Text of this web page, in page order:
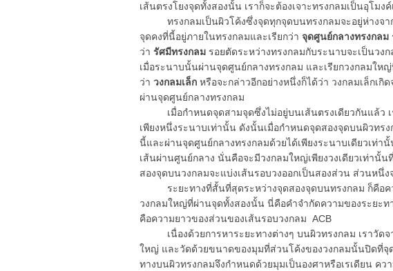
เส้นตรงโยงจุดทั้งสองนั้น เราก็จะต้องเจาะทรงกลมเป็นอุโม
ทรงกลมเป็นผิวโค้งซึ่งจุดทุกจุดบนทรงกลมจะอยู่ห่างจาก
จุดคงที่นี้อยู่ภายในทรงกลมและเรียกว่า จุดศูนย์กลางทรงกลม
ว่า รัศมีทรงกลม รอยตัดระหว่างทรงกลมกับระนาบจะเป็นว
เมื่อระนาบนั้นผ่านจุดศูนย์กลางทรงกลม และเรียกวงกลมให
ว่า วงกลมเล็ก หรือจะกล่าวอีกอย่างหนึ่งก็ได้ว่า วงกลมเล็กเ
ผ่านจุดศูนย์กลางทรงกลม
เมื่อกำหนดจุดสามจุดซึ่งไม่อยู่บนเส้นตรงเดียวกันแล้ว เ
เพียงหนึ่งระนาบเท่านั้น ดังนั้นเมื่อกำหนดจุดสองจุดบนผิวทร
นี้และผ่านจุดศูนย์กลางทรงกลมด้วยได้เพียงระนาบเดียวเท่า
เส้นผ่านศูนย์กลาง นั่นคือจะมีวงกลมใหญ่เพียงวงเดียวเท่านั้
สองจุดบนวงกลมจะแบ่งเส้นรอบวงออกเป็นสองส่วน ส่วนหนึ่
ระยะทางที่สั้นที่สุดระหว่างจุดสองจุดบนทรงกลม ก็คือค
วงกลมใหญ่ที่ผ่านจุดทั้งสองนั้น นี่คือคำจำกัดความของระยะท
คือความยาวของส่วนของเส้นรอบวงกลม ACB
เนื่องด้วยการหาระยะทางต่างๆ บนผิวทรงกลม เราวัดจ
ใหญ่ และวัดด้วยขนาดของมุมที่ส่วนโค้งของวงกลมนั้นปิดที่จุ
ทางบนผิวทรงกลมจึงกำหนดด้วยมุมเป็นองศาหรือเรเดียน คว